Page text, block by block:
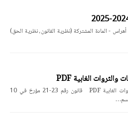
- المادة المشتركة (نظرية القانون، نظرية الحق)
قانون رقم 23-21 يتعلق بالغابات والثروات الغابية PDF قانون رقم 23-21 مؤرخ في 10